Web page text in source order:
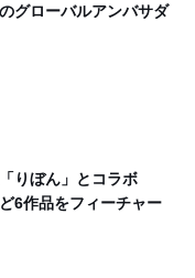
グローバルアンバサダ
りぼん」とコラボ
6作品をフィーチャー